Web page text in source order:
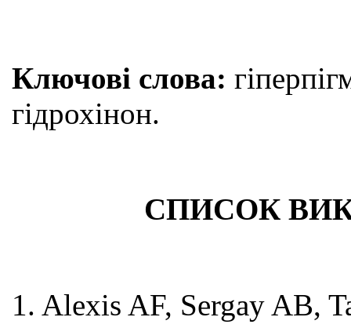
Ключові слова:
гідрохінон.
СПИСОК
1. Alexis AF, Sergay AB,